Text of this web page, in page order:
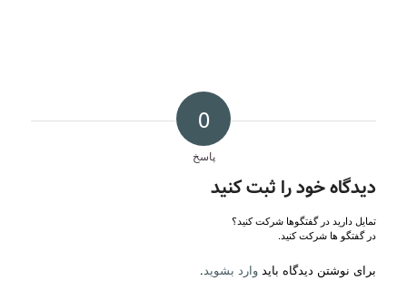
0
پاسخ
دیدگاه خود را ثبت کنید
تمایل دارید در گفتگوها شرکت کنید؟
در گفتگو ها شرکت کنید.
برای نوشتن دیدگاه باید وارد بشوید.